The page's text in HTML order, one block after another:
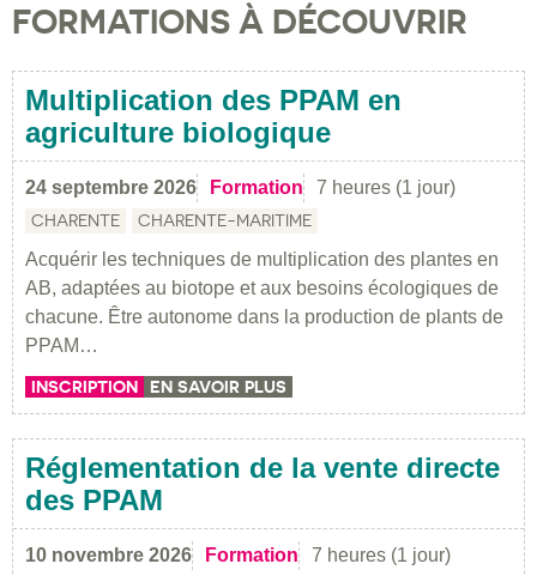
FORMATIONS À DÉCOUVRIR
Multiplication des PPAM en
agriculture biologique
24 septembre 2026 Formation 7 heures (1 jour)
CHARENTE CHARENTE-MARITIME
Acquérir les techniques de multiplication des plantes en
AB, adaptées au biotope et aux besoins écologiques de
chacune. Être autonome dans la production de plants de
PPAM…
INSCRIPTION EN SAVOIR PLUS
Réglementation de la vente directe
des PPAM
10 novembre 2026 Formation 7 heures (1 jour)